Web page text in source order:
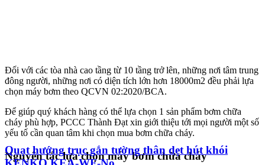
Quạt hướng trục gắn tường thân dẹt hút khói
Đối với các tòa nhà cao tầng từ 10 tầng trở lên, những nơi tâm trung
đông người, những nơi có diện tích lớn hơn 18000m2 đều phải lựa
chọn máy bơm theo QCVN 02:2020/BCA.
Để giúp quý khách hàng có thể lựa chọn 1 sản phẩm bơm chữa
cháy phù hợp, PCCC Thành Đạt xin giới thiệu tới mọi người một số
yếu tố cần quan tâm khi chọn mua bơm chữa cháy.
Nguyên tắc lựa chọn máy bơm chữa cháy